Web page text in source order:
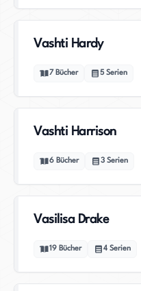
Vashti Hardy
7 Bücher 5 Serien
Vashti Harrison
6 Bücher 3 Serien
Vasilisa Drake
19 Bücher 4 Serien